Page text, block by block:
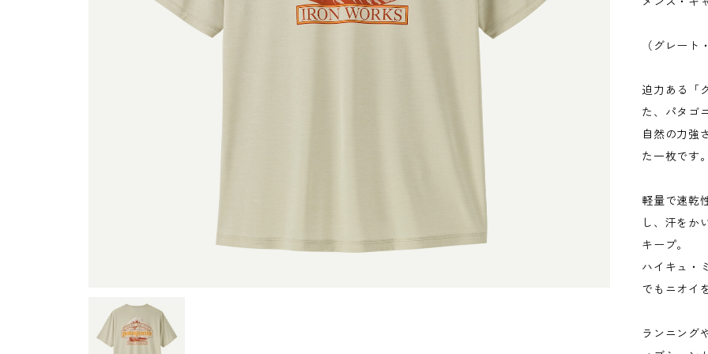
（グレート
迫力ある「
た、パタゴ
自然の力強
た一枚です
軽量で速乾
し、汗をか
キープ。
ハイキュ・
でもニオイ
ランニング